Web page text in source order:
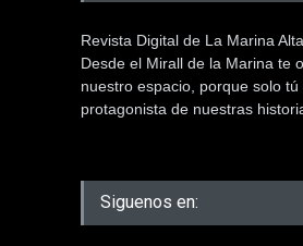
Revista Digital de La Marina
Desde el Mirall de la Marina te
nuestro espacio, porque solo tú
protagonista de nuestras
Siguenos en: